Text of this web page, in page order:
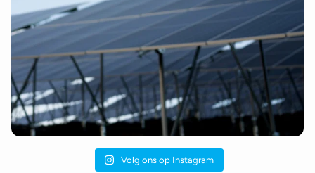
Volg ons op Instagram